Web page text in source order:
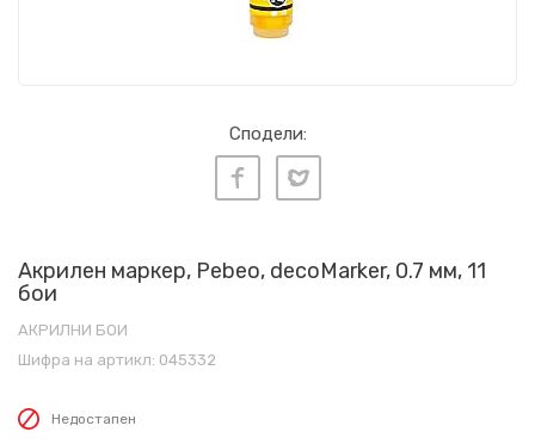
Сподели:
Акрилен маркер, Pebeo, decoMarker, 0.7 мм, 11
бои
АКРИЛНИ БОИ
Шифра на артикл: 045332
Недостапен